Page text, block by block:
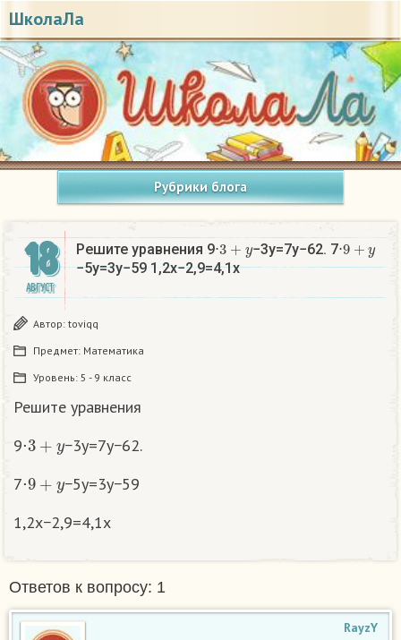
ШколаЛа
Рубрики блога
18
АВГУСТ
Решите уравнения 9⋅3+y −3y=7y−62. 7⋅9+y
−5y=3y−59 1,2x−2,9=4,1x
Автор: toviqq
Предмет: Математика
Уровень: 5 - 9 класс
Решите уравнения
9⋅3
−3y=7y−62.
7⋅9
−5y=3y−59
1,2x−2,9=4,1x
Ответов к вопросу: 1
RayzY